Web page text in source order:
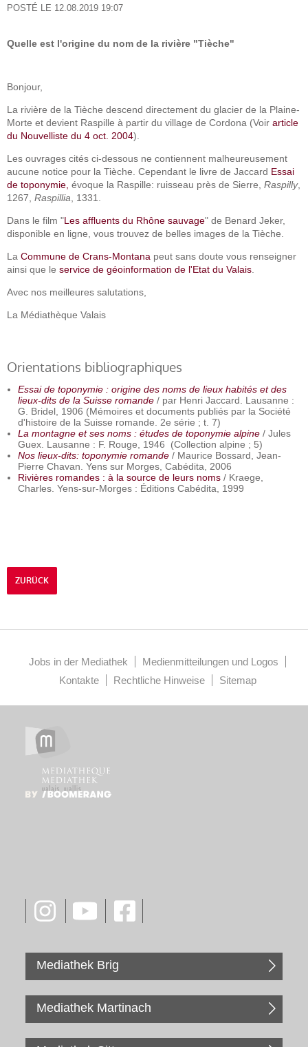
POSTÉ LE 12.08.2019 19:07
Quelle est l'origine du nom de la rivière "Tièche"
Bonjour,
La rivière de la Tièche descend directement du glacier de la Plaine-
Morte et devient Raspille à partir du village de Cordona (Voir article
du Nouvelliste du 4 oct. 2004).
Les ouvrages cités ci-dessous ne contiennent malheureusement
aucune notice pour la Tièche. Cependant le livre de Jaccard Essai
de toponymie, évoque la Raspille: ruisseau près de Sierre, Raspilly,
1267, Raspillia , 1331.
Dans le film "Les affluents du Rhône sauvage" de Benard Jeker,
disponible en ligne, vous trouvez de belles images de la Tièche.
La Commune de Crans-Montana peut sans doute vous renseigner
ainsi que le service de géoinformation de l'Etat du Valais
Avec nos meilleures salutations,
La Médiathèque Valais
Orientations bibliographiques
Essai de toponymie : origine des noms de lieux habités et des
lieux-dits de la Suisse romande / par Henri Jaccard. Lausanne :
G. Bridel, 1906 (Mémoires et documents publiés par la Société
d'histoire de la Suisse romande. 2e série ; t. 7)
La montagne et ses noms : études de toponymie alpine / Jules
Guex. Lausanne : F. Rouge, 1946 (Collection alpine ; 5)
Nos lieux-dits: toponymie romande / Maurice Bossard, Jean-
Pierre Chavan. Yens sur Morges, Cabédita, 2006
Rivières romandes : à la source de leurs noms / Kraege,
Charles. Yens-sur-Morges : Éditions Cabédita, 1999
ZURÜCK
Jobs in der Mediathek
Medienmitteilungen und Logos
Kontakte
Rechtliche Hinweise Sitemap
Mediathek Brig
Mediathek Martinach